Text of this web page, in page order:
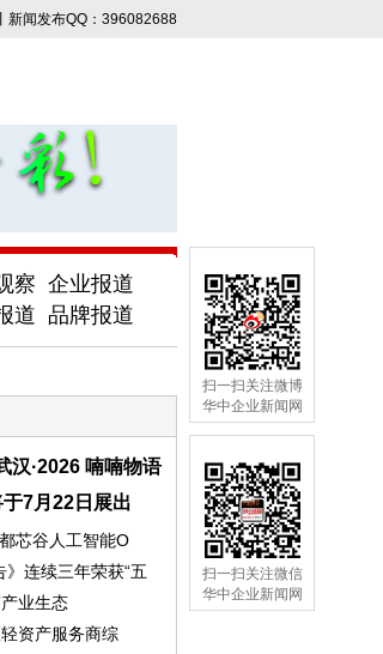
新闻发布QQ：396082688
察 企业报道
道
品牌报道
扫一扫关注微博
华中企业新闻网
扫一扫关注微信
华中企业新闻网
汉·2026 喃喃物语
7月22日展出
芯谷人工智能O
连续三年荣获“五
业生态
资产服务商综